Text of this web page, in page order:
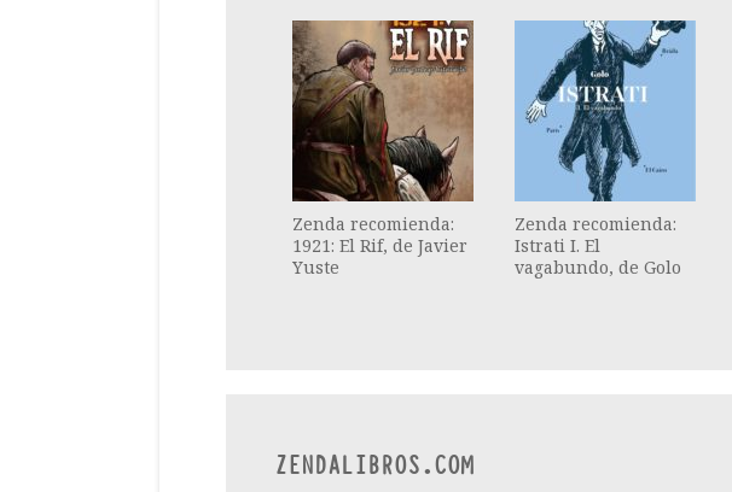
Zenda recomienda:
1921: El Rif, de Javier
Yuste
Zenda recomienda:
Istrati I. El
vagabundo, de Golo
ZENDALIBROS.COM